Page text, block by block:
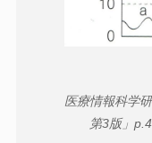
医療情報科学
第3版」